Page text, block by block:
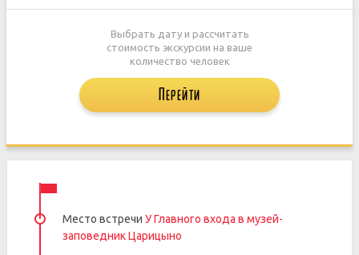
Выбрать дату и рассчитать
стоимость экскурсии на ваше
количество человек
Перейти
Место встречи У Главного входа в музей-
заповедник Царицыно